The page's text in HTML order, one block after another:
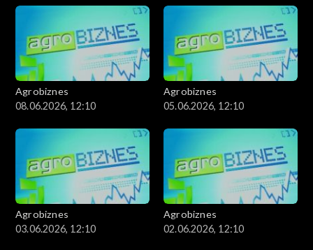
Agrobiznes
08.06.2026, 12:10
Agrobiznes
05.06.2026, 12:10
Agrobiznes
03.06.2026, 12:10
Agrobiznes
02.06.2026, 12:10